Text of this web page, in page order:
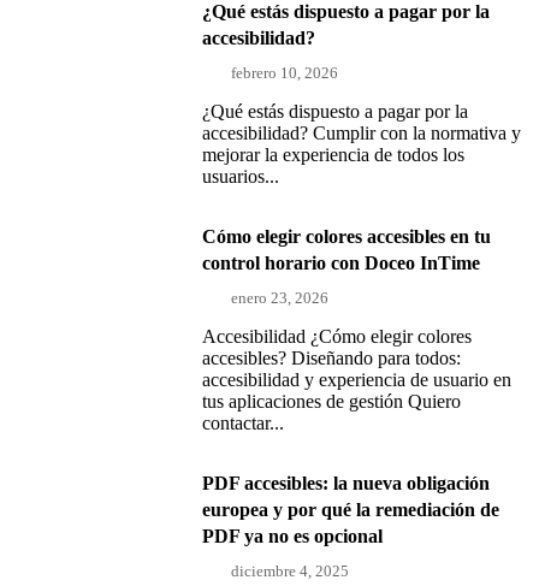
¿Qué estás dispuesto a pagar por la
accesibilidad?
febrero 10, 2026
¿Qué estás dispuesto a pagar por la
accesibilidad? Cumplir con la normativa y
mejorar la experiencia de todos los
usuarios...
Cómo elegir colores accesibles en tu
control horario con Doceo InTime
enero 23, 2026
Accesibilidad ¿Cómo elegir colores
accesibles? Diseñando para todos:
accesibilidad y experiencia de usuario en
tus aplicaciones de gestión Quiero
contactar...
PDF accesibles: la nueva obligación
europea y por qué la remediación de
PDF ya no es opcional
diciembre 4, 2025